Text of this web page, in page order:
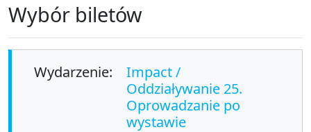
Wybór biletów
Wydarzenie:
Impact /
Oddziaływanie 25.
Oprowadzanie po
wystawie